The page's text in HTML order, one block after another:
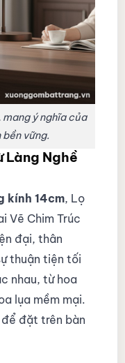
ý nghĩa của
vững.
Làng Nghề
kính 14cm, Lọ
Vẽ Chim Trúc
đại, thân
thuận tiện tối
nhau, từ hoa
lụa mềm mại.
đặt trên bàn